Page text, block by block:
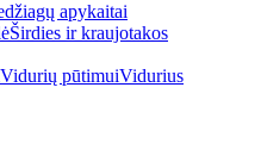
apykaitai
Širdies ir kraujotakos
Vidurių pūtimuiVidurius